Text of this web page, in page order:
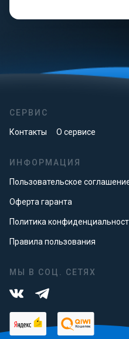
СЕРВИС
Контакты О сервисе
ИНФОРМАЦИЯ
Пользовательское
Оферта гаранта
Политика
Правила пользования
МЫ В СОЦ. СЕТЯХ